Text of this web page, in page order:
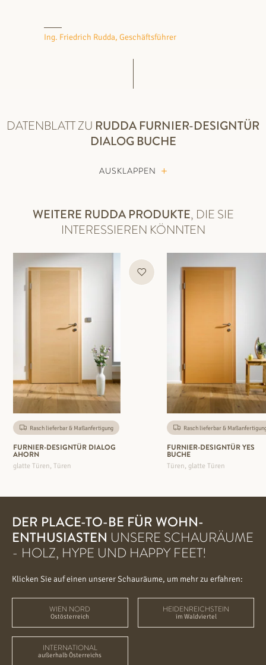
Ing. Friedrich Rudda, Geschäftsführer
DATENBLATT ZU RUDDA FURNIER-DESIGNTÜR
DIALOG BUCHE
AUSKLAPPEN
WEITERE RUDDA PRODUKTE, DIE SIE
INTERESSIEREN KÖNNTEN
Rasch lieferbar & Maßanfertigung
FURNIER-DESIGNTÜR DIALOG
AHORN
glatte Türen, Türen
Rasch lieferbar &
FURNIER-DESIGNTÜR YES
BUCHE
Türen, glatte Türen
DER PLACE-TO-BE FÜR WOHN-
ENTHUSIASTEN UNSERE SCHAURÄUME
- HOLZ, HYPE UND HAPPY FEET!
Klicken Sie auf einen unserer Schauräume, um mehr zu erfahren:
WIEN NORD
Ostösterreich
HEIDENREICHSTEIN
im Waldviertel
INTERNATIONAL
außerhalb Österreichs